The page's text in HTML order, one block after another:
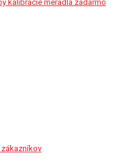
kalibrácie meradla zadarmo
zákazníkov